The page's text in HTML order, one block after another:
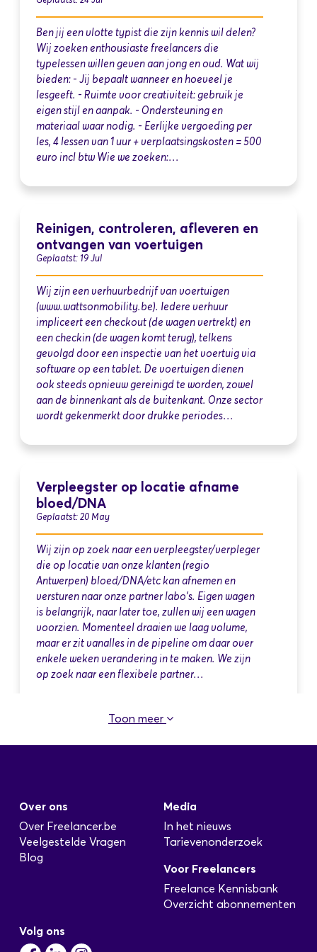
Ben jij een vlotte typist die zijn kennis wil delen?
Wij zoeken enthousiaste freelancers die
typelessen willen geven aan jong en oud. Wat wij
bieden: - Jij bepaalt wanneer en hoeveel je
lesgeeft. - Ruimte voor creativiteit: gebruik je
eigen stijl en aanpak. - Ondersteuning en
materiaal waar nodig. - Eerlijke vergoeding per
les, 4 lessen van 1 uur + verplaatsingskosten = 500
euro incl btw Wie we zoeken:…
Reinigen, controleren, afleveren en
ontvangen van voertuigen
Geplaatst: 19 Jul
Wij zijn een verhuurbedrijf van voertuigen
(www.wattsonmobility.be). Iedere verhuur
impliceert een checkout (de wagen vertrekt) en
een checkin (de wagen komt terug), telkens
gevolgd door een inspectie van het voertuig via
software op een tablet. De voertuigen dienen
ook steeds opnieuw gereinigd te worden, zowel
aan de binnenkant als de buitenkant. Onze sector
wordt gekenmerkt door drukke periodes…
Verpleegster op locatie afname
bloed/DNA
Geplaatst: 20 May
Wij zijn op zoek naar een verpleegster/verpleger
die op locatie van onze klanten (regio
Antwerpen) bloed/DNA/etc kan afnemen en
versturen naar onze partner labo's. Eigen wagen
is belangrijk, naar later toe, zullen wij een wagen
voorzien. Momenteel draaien we laag volume,
maar er zit vanalles in de pipeline om daar over
enkele weken verandering in te maken. We zijn
op zoek naar een flexibele partner…
migratie van Sage 100 naar Odoo Pos
met migratie van Sage 100 naar Odoo Pos. Ben jij
degene die we zoeken, horen we graag en
spreken we verder;)
Electronica ontwikkeling hardware en
software
Geplaatst: 4 May
Toon meer
Over ons
Over Freelancer.be
Veelgestelde Vragen
Blog
Media
In het nieuws
Tarievenonderzoek
Voor Freelancers
Freelance Kennisbank
Overzicht abonnementen
Volg ons